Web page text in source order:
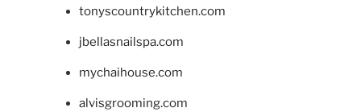
tonyscountrykitchen.com
jbellasnailspa.com
mychaihouse.com
alvisgrooming.com